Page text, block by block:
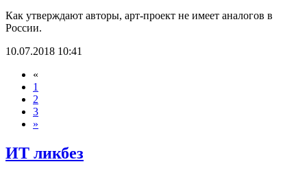
Как утверждают авторы, арт-проект не имеет аналогов в
России.
10.07.2018 10:41
«
1
2
3
»
ИТ ликбез